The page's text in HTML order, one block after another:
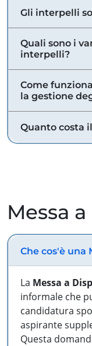
Gli interpelli
Quali sono i
interpelli?
Come
la gestione
Quanto costa
Messa
Che cos'è una
La Messa a
informale che
candidatura
aspirante
Questa